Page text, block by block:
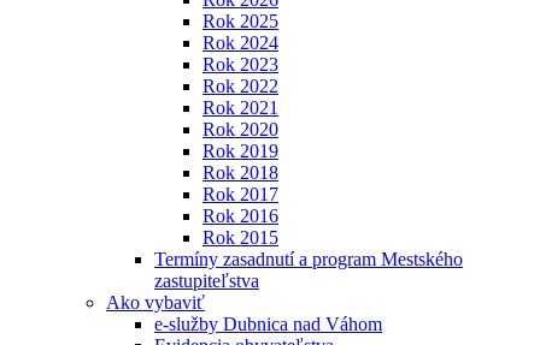
Rok 2025
Rok 2024
Rok 2023
Rok 2022
Rok 2021
Rok 2020
Rok 2019
Rok 2018
Rok 2017
Rok 2016
Rok 2015
Termíny zasadnutí a program Mestského
zastupiteľstva
Ako vybaviť
e-služby Dubnica nad Váhom